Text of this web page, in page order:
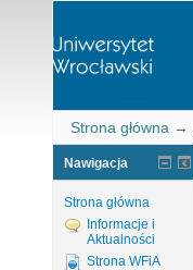
Strona główna →
Nawigacja
Strona główna
Informacje i
Aktualności
Strona WFiA